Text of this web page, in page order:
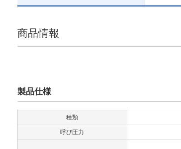
商品情報
製品仕様
種類
呼び圧力